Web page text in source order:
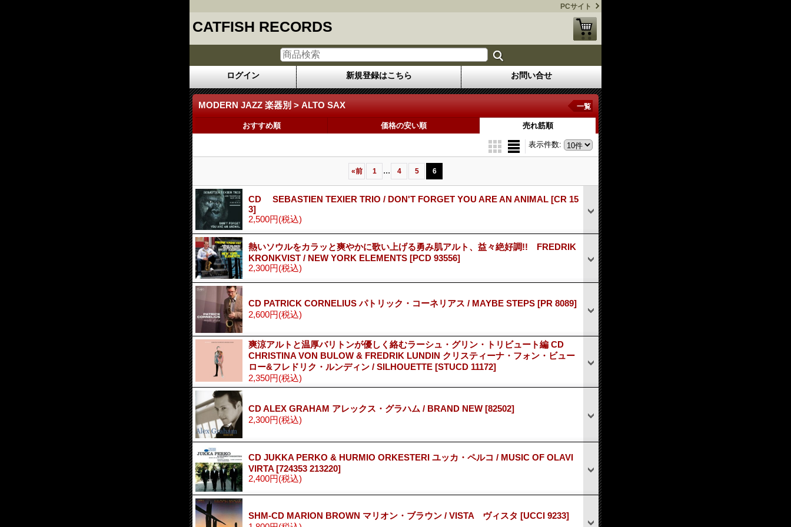
PCサイト
CATFISH RECORDS
ログイン 新規登録はこちら お問い合せ
MODERN JAZZ 楽器別 > ALTO SAX 一覧
おすすめ順 価格の安い順 売れ筋順
表示件数:
«前 1 ... 4 5 6
CD SEBASTIEN TEXIER TRIO / DON'T FORGET YOU ARE AN ANIMAL [CR 15
3]
2,500円(税込)
熱いソウルをカラッと爽やかに歌い上げる勇み肌アルト、益々絶好調!! FREDRIK
KRONKVIST / NEW YORK ELEMENTS [PCD 93556]
2,300円(税込)
CD PATRICK CORNELIUS パトリック・コーネリアス / MAYBE STEPS [PR 8089]
2,600円(税込)
爽涼アルトと温厚バリトンが優しく絡むラーシュ・グリン・トリビュート編 CD
CHRISTINA VON BULOW & FREDRIK LUNDIN クリスティーナ・フォン・ビュー
ロー&フレドリク・ルンディン / SILHOUETTE [STUCD 11172]
2,350円(税込)
CD ALEX GRAHAM アレックス・グラハム / BRAND NEW [82502]
2,300円(税込)
CD JUKKA PERKO & HURMIO ORKESTERI ユッカ・ペルコ / MUSIC OF OLAVI
VIRTA [724353 213220]
2,400円(税込)
SHM-CD MARION BROWN マリオン・ブラウン / VISTA ヴィスタ [UCCI 9233]